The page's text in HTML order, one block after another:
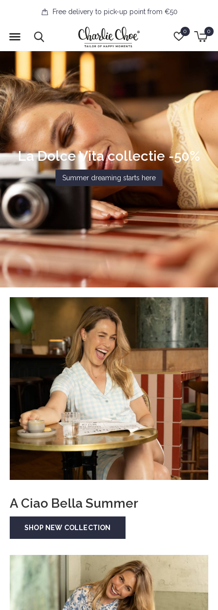
0 0
Free delivery to pick-up point from €50
La Dolce Vita collectie -50%
Summer dreaming starts here
A Ciao Bella Summer
SHOP NEW COLLECTION